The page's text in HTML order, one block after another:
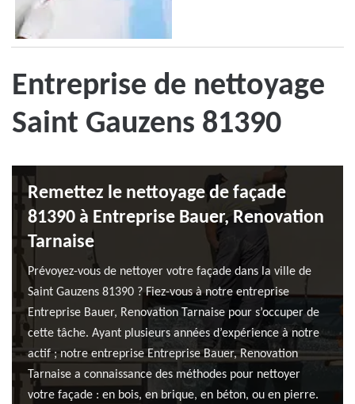
Entreprise de nettoyage
Saint Gauzens 81390
Remettez le nettoyage de façade
81390 à Entreprise Bauer, Renovation
Tarnaise
Prévoyez-vous de nettoyer votre façade dans la ville de
Saint Gauzens 81390 ? Fiez-vous à notre entreprise
Entreprise Bauer, Renovation Tarnaise pour s’occuper de
cette tâche. Ayant plusieurs années d’expérience à notre
actif ; notre entreprise Entreprise Bauer, Renovation
Tarnaise a connaissance des méthodes pour nettoyer
votre façade : en bois, en brique, en béton, ou en pierre.